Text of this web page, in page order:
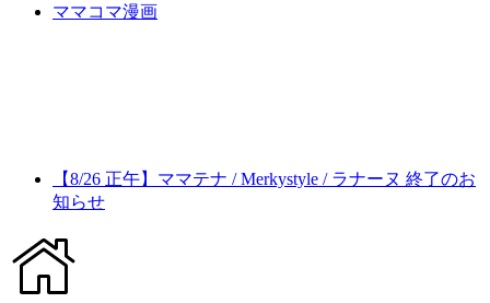
ママコマ漫画
【8/26 正午】ママテナ / Merkystyle / ラナーヌ 終了のお
知らせ